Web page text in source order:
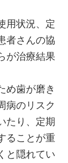
用状況、定
者さんの協
が治療結果
め歯が磨き
病のリスク
たり、定期
ることが重
と隠れてい